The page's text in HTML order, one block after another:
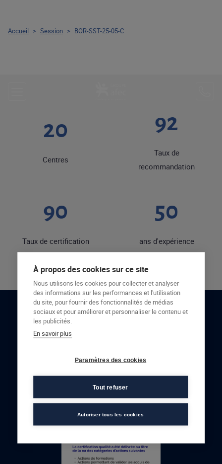
20
Centres
92
Taux de
recommandation
90
Taux de certification
50
ans d'expérience
RESTONS EN CONTACT
Accueil > Session > BOR-SST-25-05-C
À propos des cookies sur ce site
Nous utilisons les cookies pour collecter et analyser
des informations sur les performances et l'utilisation
du site, pour fournir des fonctionnalités de médias
sociaux et pour améliorer et personnaliser le contenu et
les publicités.
En savoir plus
Paramètres des cookies
Tout refuser
Autoriser tous les cookies